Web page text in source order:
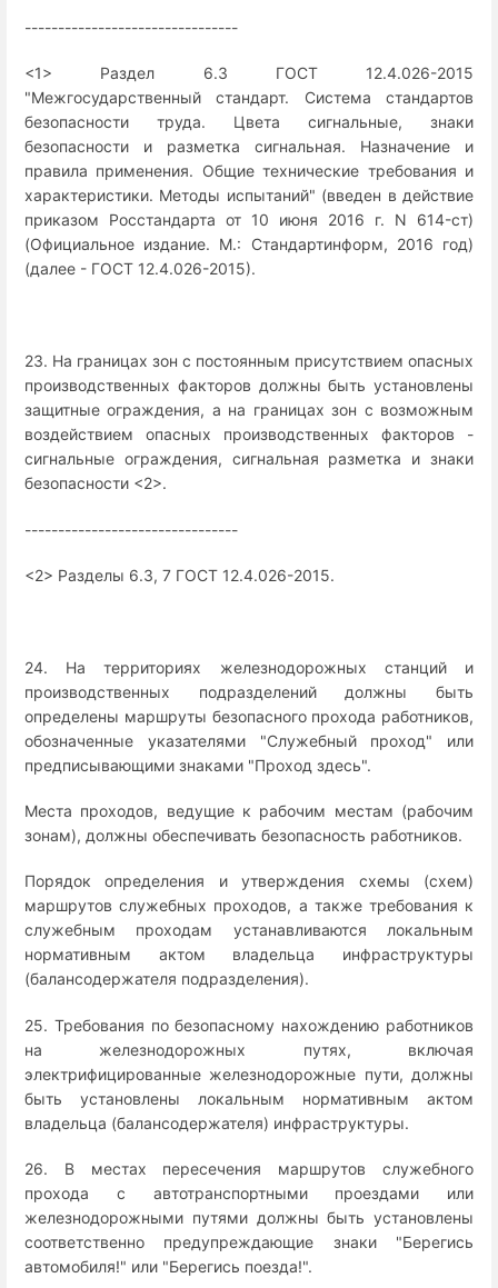
--------------------------------
<1> Раздел 6.3 ГОСТ 12.4.026-2015
"Межгосударственный стандарт. Система стандартов
безопасности труда. Цвета сигнальные, знаки
безопасности и разметка сигнальная. Назначение и
правила применения. Общие технические требования и
характеристики. Методы испытаний" (введен в действие
приказом Росстандарта от 10 июня 2016 г. N 614-ст)
(Официальное издание. М.: Стандартинформ, 2016 год)
(далее - ГОСТ 12.4.026-2015).
23. На границах зон с постоянным присутствием опасных
производственных факторов должны быть установлены
защитные ограждения, а на границах зон с возможным
воздействием опасных производственных факторов -
сигнальные ограждения, сигнальная разметка и знаки
безопасности <2>.
--------------------------------
<2> Разделы 6.3, 7 ГОСТ 12.4.026-2015.
24. На территориях железнодорожных станций и
производственных подразделений должны быть
определены маршруты безопасного прохода работников,
обозначенные указателями "Служебный проход" или
предписывающими знаками "Проход здесь".
Места проходов, ведущие к рабочим местам (рабочим
зонам), должны обеспечивать безопасность работников.
Порядок определения и утверждения схемы (схем)
маршрутов служебных проходов, а также требования к
служебным проходам устанавливаются локальным
нормативным актом владельца инфраструктуры
(балансодержателя подразделения).
25. Требования по безопасному нахождению работников
на железнодорожных путях, включая
электрифицированные железнодорожные пути, должны
быть установлены локальным нормативным актом
владельца (балансодержателя) инфраструктуры.
26. В местах пересечения маршрутов служебного
прохода с автотранспортными проездами или
железнодорожными путями должны быть установлены
соответственно предупреждающие знаки "Берегись
автомобиля!" или "Берегись поезда!".